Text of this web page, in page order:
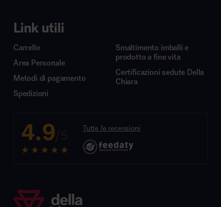
Link utili
Carrello
Area Personale
Metodi di pagamento
Spedizioni
Smaltimento imballi e
prodotto a fine vita
Certificazioni sedute Della
Chiara
4.9/5 Tutte le recensioni